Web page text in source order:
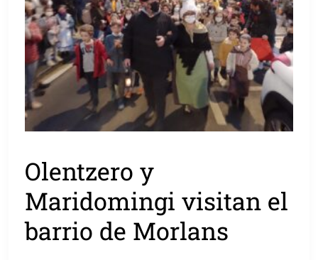
Olentzero y
Maridomingi visitan el
barrio de Morlans